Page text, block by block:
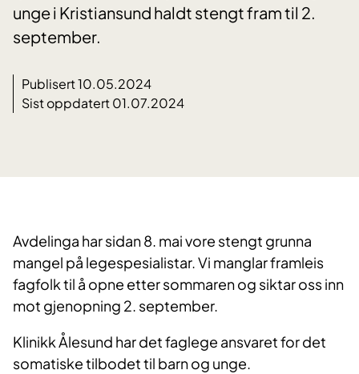
unge i Kristiansund haldt stengt fram til 2.
september.
Publisert 10.05.2024
Sist oppdatert 01.07.2024
Avdelinga har sidan 8. mai vore stengt grunna
mangel på legespesialistar. Vi manglar framleis
fagfolk til å opne etter sommaren og siktar oss inn
mot gjenopning 2. september.
Klinikk Ålesund har det faglege ansvaret for det
somatiske tilbodet til barn og unge.